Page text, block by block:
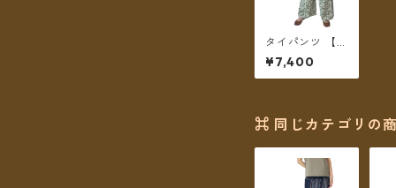
タイパンツ 【チ
ェトパン】 Fish
ermanpants-0
32 ＊メール便
¥7,400
⌘ 同じカテゴリの